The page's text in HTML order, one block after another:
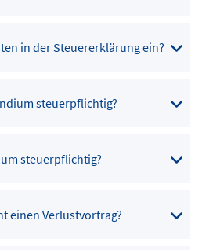
in der Steuererklärung ein?
steuerpflichtig?
steuerpflichtig?
einen Verlustvortrag?